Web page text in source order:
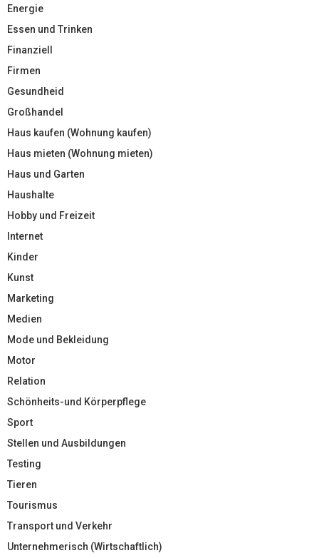
Energie
Essen und Trinken
Finanziell
Firmen
Gesundheid
Großhandel
Haus kaufen (Wohnung kaufen)
Haus mieten (Wohnung mieten)
Haus und Garten
Haushalte
Hobby und Freizeit
Internet
Kinder
Kunst
Marketing
Medien
Mode und Bekleidung
Motor
Relation
Schönheits-und Körperpflege
Sport
Stellen und Ausbildungen
Testing
Tieren
Tourismus
Transport und Verkehr
Unternehmerisch (Wirtschaftlich)